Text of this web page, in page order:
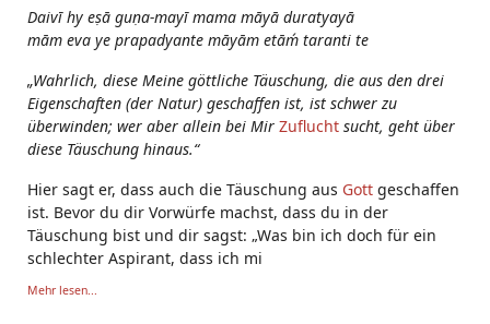
Daivī hy eṣā guṇa-mayī mama māyā duratyayā
mām eva ye prapadyante māyām etāḿ taranti te
„Wahrlich, diese Meine göttliche Täuschung, die aus den drei
Eigenschaften (der Natur) geschaffen ist, ist schwer zu
überwinden; wer aber allein bei Mir Zuflucht sucht, geht über
diese Täuschung hinaus.“
Hier sagt er, dass auch die Täuschung aus Gott geschaffen
ist. Bevor du dir Vorwürfe machst, dass du in der
Täuschung bist und dir sagst: „Was bin ich doch für ein
schlechter Aspirant, dass ich mi
Mehr lesen...